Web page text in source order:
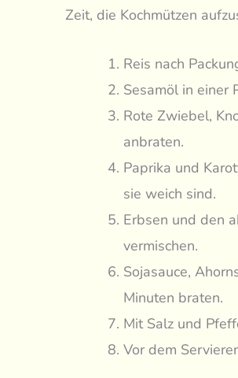
Zeit, die Kochmützen
Reis nach
Sesamöl in einer
Rote Zwiebel,
anbraten.
Paprika und
sie weich sind.
Erbsen und den
vermischen.
Sojasauce,
Minuten braten.
Mit Salz und
Vor dem